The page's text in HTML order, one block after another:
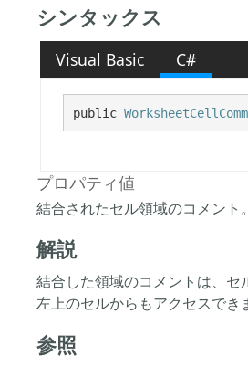
シンタックス
Visual Basic C#
public
プロパティ値
結合されたセル領域のコメント。
解説
結合した領域のコメントは、
左上のセルからもアクセスでき
参照